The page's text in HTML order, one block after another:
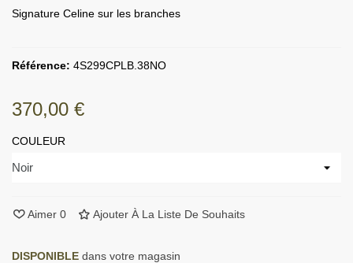
Signature Celine sur les branches
Référence: 4S299CPLB.38NO
370,00 €
COULEUR
Aimer 0 Ajouter À La Liste De Souhaits
DISPONIBLE dans votre magasin